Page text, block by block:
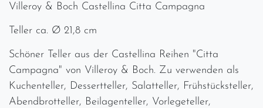
Villeroy & Boch Castellina Citta Campagna
Teller ca. Ø 21,8 cm
Schöner Teller aus der Castellina Reihen "Citta
Campagna" von Villeroy & Boch. Zu verwenden als
Kuchenteller, Dessertteller, Salatteller, Frühstücksteller,
Abendbrotteller, Beilagenteller, Vorlegeteller,